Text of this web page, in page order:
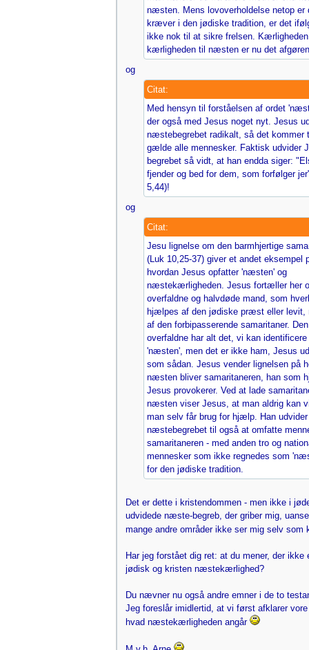
næsten. Mens lovoverholdelse netop er
kræver i den jødiske tradition, er det
ikke nok til at sikre frelsen.
kærligheden til næsten er nu det
og
Citat:
Med hensyn til forståelsen af ordet
der også med Jesus noget nyt. Jesus
næstebegrebet radikalt, så det kommer
gælde alle mennesker. Faktisk udvider
begrebet så vidt, at han endda siger:
fjender og bed for dem, som forfølger
5,44)!
og
Citat:
Jesu lignelse om den barmhjertige
(Luk 10,25-37) giver et andet eksempel
hvordan Jesus opfatter 'næsten' og
næstekærligheden. Jesus fortæller her
overfaldne og halvdøde mand, som
hjælpes af den jødiske præst eller levit,
af den forbipasserende samaritaner. Den
overfaldne har alt det, vi kan identificere
'næsten', men det er ikke ham, Jesus
som sådan. Jesus vender lignelsen på
næsten bliver samaritaneren, han som
Jesus provokerer. Ved at lade
næsten viser Jesus, at man aldrig kan
man selv får brug for hjælp. Han
næstebegrebet til også at omfatte
samaritaneren - med anden tro og
mennesker som ikke regnedes som
for den jødiske tradition.
Det er dette i kristendommen - men ikke i
udvidede næste-begreb, der griber mig,
mange andre områder ikke ser mig selv som
Har jeg forstået dig ret: at du mener, der ikke
jødisk og kristen næstekærlighed?
Du nævner nu også andre emner i de to
Jeg foreslår imidlertid, at vi først afklarer
hvad næstekærligheden angår